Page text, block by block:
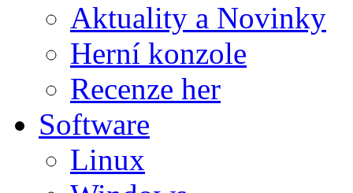
Aktuality a Novinky
Herní konzole
Recenze her
Software
Linux